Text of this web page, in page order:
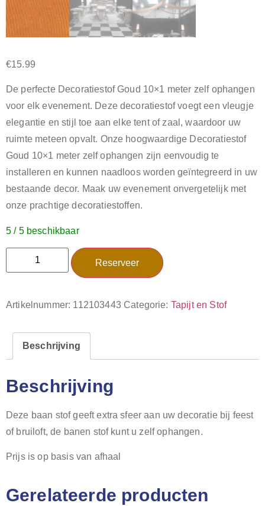
€15.99
De perfecte Decoratiestof Goud 10×1 meter zelf ophangen
voor elk evenement. Deze decoratiestof voegt een vleugje
elegantie en stijl toe aan elke tent of zaal, waardoor uw
ruimte meteen opvalt. Onze hoogwaardige Decoratiestof
Goud 10×1 meter zelf ophangen zijn eenvoudig te
installeren en kunnen naadloos worden geïntegreerd in uw
bestaande decor. Maak uw evenement onvergetelijk met
onze prachtige decoratiestoffen.
5 / 5 beschikbaar
Reserveer
Artikelnummer: 112103443 Categorie: Tapijt en Stof
Beschrijving
Beschrijving
Deze baan stof geeft extra sfeer aan uw decoratie bij feest
of bruiloft, de banen stof kunt u zelf ophangen.
Prijs is op basis van afhaal
Gerelateerde producten